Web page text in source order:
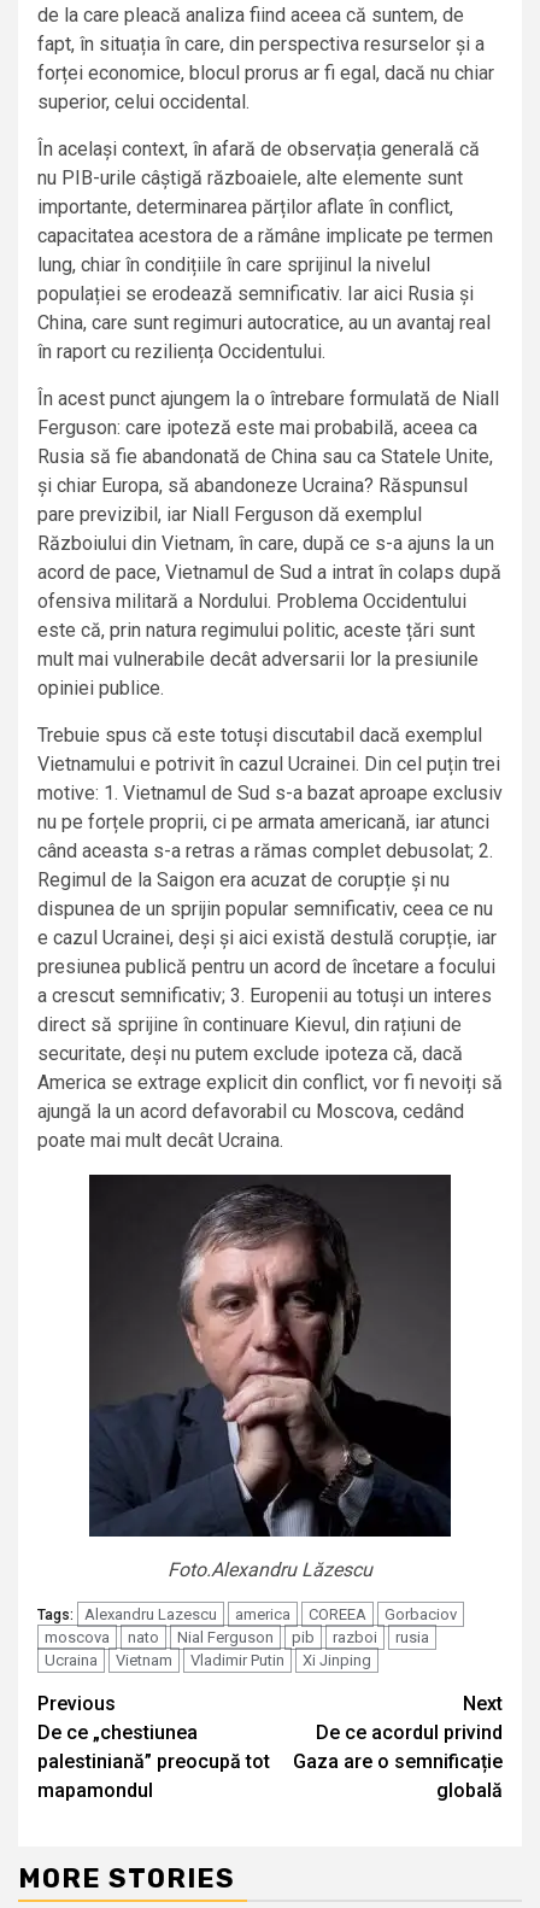
de la care pleacă analiza fiind aceea că suntem, de
fapt, în situația în care, din perspectiva resurselor și a
forței economice, blocul prorus ar fi egal, dacă nu chiar
superior, celui occidental.
În același context, în afară de observația generală că
nu PIB-urile câștigă războaiele, alte elemente sunt
importante, determinarea părților aflate în conflict,
capacitatea acestora de a rămâne implicate pe termen
lung, chiar în condițiile în care sprijinul la nivelul
populației se erodează semnificativ. Iar aici Rusia și
China, care sunt regimuri autocratice, au un avantaj real
în raport cu reziliența Occidentului.
În acest punct ajungem la o întrebare formulată de Niall
Ferguson: care ipoteză este mai probabilă, aceea ca
Rusia să fie abandonată de China sau ca Statele Unite,
și chiar Europa, să abandoneze Ucraina? Răspunsul
pare previzibil, iar Niall Ferguson dă exemplul
Războiului din Vietnam, în care, după ce s-a ajuns la un
acord de pace, Vietnamul de Sud a intrat în colaps după
ofensiva militară a Nordului. Problema Occidentului
este că, prin natura regimului politic, aceste țări sunt
mult mai vulnerabile decât adversarii lor la presiunile
opiniei publice.
Trebuie spus că este totuși discutabil dacă exemplul
Vietnamului e potrivit în cazul Ucrainei. Din cel puțin trei
motive: 1. Vietnamul de Sud s-a bazat aproape exclusiv
nu pe forțele proprii, ci pe armata americană, iar atunci
când aceasta s-a retras a rămas complet debusolat; 2.
Regimul de la Saigon era acuzat de corupție și nu
dispunea de un sprijin popular semnificativ, ceea ce nu
e cazul Ucrainei, deși și aici există destulă corupție, iar
presiunea publică pentru un acord de încetare a focului
a crescut semnificativ; 3. Europenii au totuși un interes
direct să sprijine în continuare Kievul, din rațiuni de
securitate, deși nu putem exclude ipoteza că, dacă
America se extrage explicit din conflict, vor fi nevoiți să
ajungă la un acord defavorabil cu Moscova, cedând
poate mai mult decât Ucraina.
Foto.Alexandru Lăzescu
Tags: Alexandru Lazescu america COREEA
Gorbaciov
moscova
nato Nial Ferguson pib razboi
rusia
Ucraina
Vietnam Vladimir Putin Xi Jinping
Continue
Reading
Previous
De ce „chestiunea
palestiniană” preocupă tot
mapamondul
Next
De ce acordul privind
Gaza are o semnificație
globală
MORE STORIES